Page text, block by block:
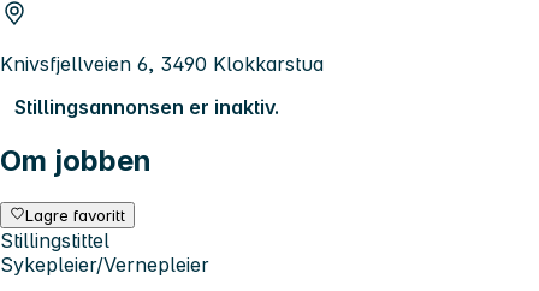
Knivsfjellveien 6, 3490 Klokkarstua
Stillingsannonsen er inaktiv.
Om jobben
Lagre favoritt
Stillingstittel
Sykepleier/Vernepleier